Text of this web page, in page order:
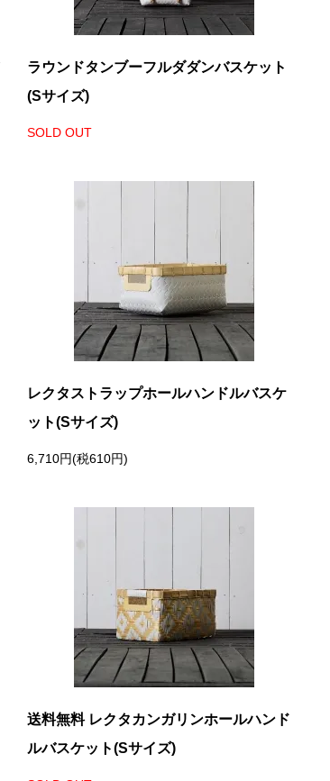
ラウンドタンブーフルダダンバスケット
(Sサイズ)
SOLD OUT
レクタストラップホールハンドルバスケ
ット(Sサイズ)
6,710円(税610円)
送料無料 レクタカンガリンホールハンド
ルバスケット(Sサイズ)